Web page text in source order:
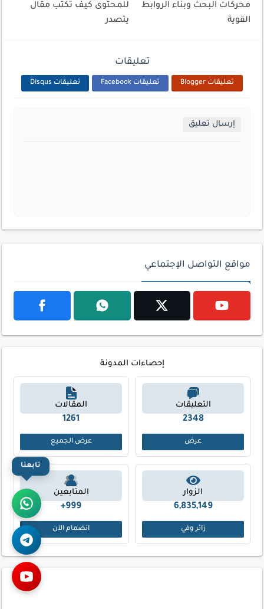
محركات البحث وبناء الروابط
القوية
للمحتوى كيف تكتب مقال
يتصدر
تعليقات
تعليقات Blogger تعليقات Facebook تعليقات Disqus
إرسال تعليق
مواقع التواصل الإجتماعي
إحصاءات المدونة
التعليقات
2348
عرض
المقالات
1261
عرض الجميع
الزوار
6,835,149
زائر وفي
المتابعين
999+
انضمام الآن
تابعنا